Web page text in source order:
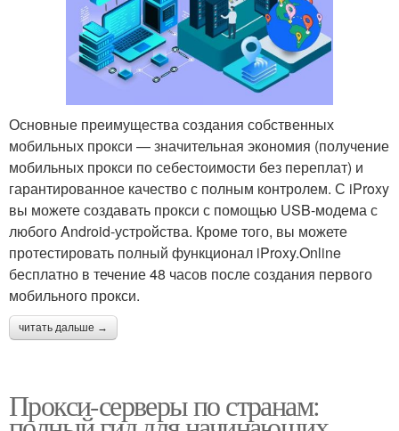
Основные преимущества создания собственных
мобильных прокси — значительная экономия (получение
мобильных прокси по себестоимости без переплат) и
гарантированное качество с полным контролем. С iProxy
вы можете создавать прокси с помощью USB-модема с
любого Android-устройства. Кроме того, вы можете
протестировать полный функционал iProxy.Online
бесплатно в течение 48 часов после создания первого
мобильного прокси.
читать дальше →
Прокси-серверы по странам: